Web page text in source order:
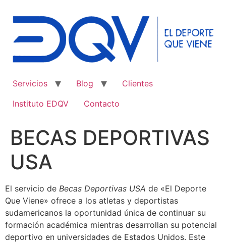
Servicios Blog
Clientes
Instituto EDQV
Contacto
BECAS DEPORTIVAS
USA
El servicio de Becas Deportivas USA de «El Deporte
Que Viene» ofrece a los atletas y deportistas
sudamericanos la oportunidad única de continuar su
formación académica mientras desarrollan su potencial
deportivo en universidades de Estados Unidos. Este